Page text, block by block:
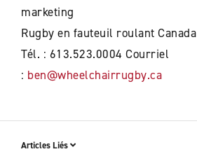
marketing
Rugby en fauteuil roulant Canada
Tél. : 613.523.0004 Courriel
: ben@wheelchairrugby.ca
Articles Liés